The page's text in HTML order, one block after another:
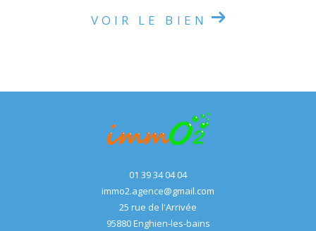
VOIR LE BIEN
01 39 34 04 04
immo2.agence@gmail.com
25 rue de l'Arrivée
95880 enghien-les-bains